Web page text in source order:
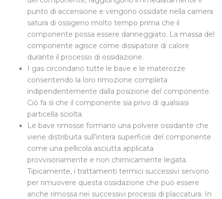
punto di accensione e vengono ossidate nella camera
satura di ossigeno molto tempo prima che il
componente possa essere danneggiato. La massa del
componente agisce come dissipatore di calore
durante il processo di ossidazione.
I gas circondano tutte le bave e le materozze
consentendo la loro rimozione completa
indipendentemente dalla posizione del componente.
Ciò fa sì che il componente sia privo di qualsiasi
particella sciolta.
Le bave rimosse formano una polvere ossidante che
viene distribuita sull’intera superficie del componente
come una pellicola asciutta applicata
provvisoriamente e non chimicamente legata.
Tipicamente, i trattamenti termici successivi servono
per rimuovere questa ossidazione che può essere
anche rimossa nei successivi processi di placcatura. In